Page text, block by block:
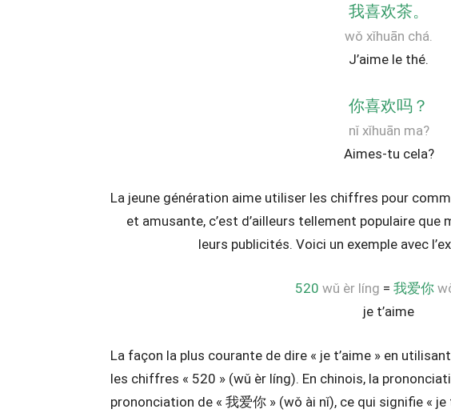
我喜欢茶。
wǒ xǐhuān chá.
J’aime le thé.
你喜欢吗？
nǐ xǐhuān ma?
Aimes-tu cela?
La jeune génération aime utiliser les chiffres pour
et amusante, c’est d’ailleurs tellement populaire que
leurs publicités. Voici un exemple avec
520 wǔ èr líng = 我爱你
je t’aime
La façon la plus courante de dire « je t’aime » en
les chiffres « 520 » (wǔ èr líng). En chinois, la
prononciation de « 我爱你 » (wǒ ài nǐ), ce qui signifie « je